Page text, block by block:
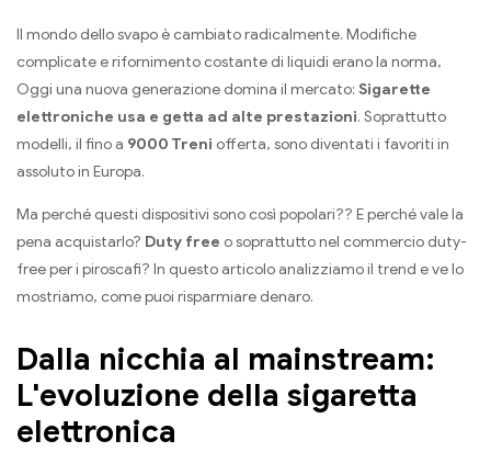
Il mondo dello svapo è cambiato radicalmente. Modifiche
complicate e rifornimento costante di liquidi erano la norma,
Oggi una nuova generazione domina il mercato: Sigarette
elettroniche usa e getta ad alte prestazioni. Soprattutto
modelli, il fino a 9000 Treni offerta, sono diventati i favoriti in
assoluto in Europa.
Ma perché questi dispositivi sono così popolari?? E perché vale la
pena acquistarlo? Duty free o soprattutto nel commercio duty-
free per i piroscafi? In questo articolo analizziamo il trend e ve lo
mostriamo, come puoi risparmiare denaro.
Dalla nicchia al mainstream:
L'evoluzione della sigaretta
elettronica